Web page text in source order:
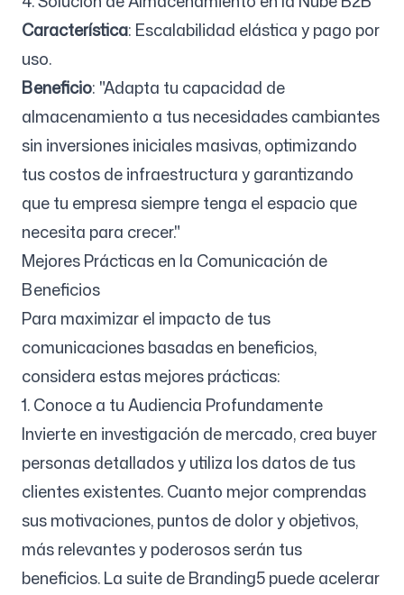
Característica: Escalabilidad elástica y pago por
uso.
Beneficio: "Adapta tu capacidad de
almacenamiento a tus necesidades cambiantes
sin inversiones iniciales masivas, optimizando
tus costos de infraestructura y garantizando
que tu empresa siempre tenga el espacio que
necesita para crecer."
Mejores Prácticas en la Comunicación de
Beneficios
Para maximizar el impacto de tus
comunicaciones basadas en beneficios,
considera estas mejores prácticas:
1. Conoce a tu Audiencia Profundamente
Invierte en investigación de mercado, crea buyer
personas detallados y utiliza los datos de tus
clientes existentes. Cuanto mejor comprendas
sus motivaciones, puntos de dolor y objetivos,
más relevantes y poderosos serán tus
beneficios. La suite de Branding5 puede acelerar